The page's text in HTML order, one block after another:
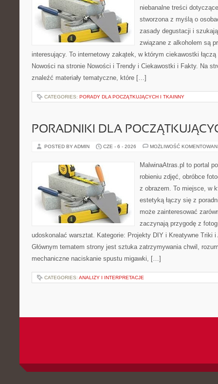
niebanalne treści
stworzona z myślą o
zasady degustacji i
związane z alkoholem są
interesujący. To internetowy zakątek, w którym ciekawostki
Nowości na stronie Nowości i Trendy i Ciekawostki i Fakty. Na
znaleźć materiały tematyczne, które […]
CATEGORIES: PORADY DLA POCZĄTKUJĄCYCH I TKAINNY
PORADNIKI DLA
POSTED BY ADMIN CZE - 6 - 2026 MOŻLIWOŚĆ
MalwinaAtras.pl to portal
robieniu zdjęć, obróbce
z obrazem. To miejsce, w
estetyką łączy się z
może zainteresować
zaczynają przygodę z
udoskonalać warsztat. Kategorie: Projekty DIY i Kreatywne Triki
Głównym tematem strony jest sztuka zatrzymywania chwil,
mechaniczne naciskanie spustu migawki, […]
CATEGORIES: ANALIZY I INTERPRETACJE